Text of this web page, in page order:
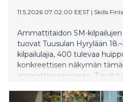
11.5.2026 07:02:00 EEST | Skills
Ammattitaidon SM-kilpailujen
tuovat Tuusulan Hyrylään
kilpailulajia, 400 tulevaa
konkreettisen näkymän
ammattiosaamiseen.
tehtäviä logistiikasta,